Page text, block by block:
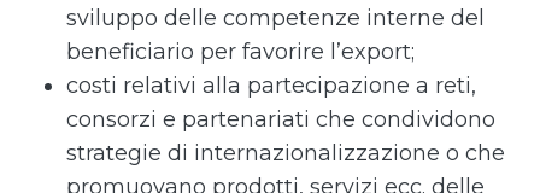
sviluppo delle competenze interne del
beneficiario per favorire l’export;
costi relativi alla partecipazione a reti,
consorzi e partenariati che condividono
strategie di internazionalizzazione o che
promuovano prodotti, servizi ecc. delle